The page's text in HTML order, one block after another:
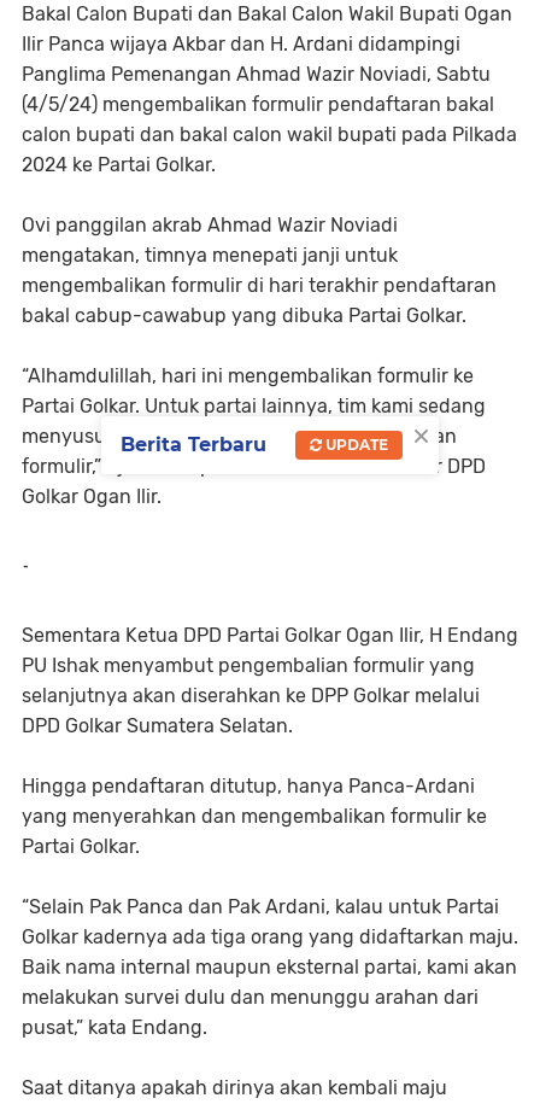
Bakal Calon Bupati dan Bakal Calon Wakil Bupati Ogan
Ilir Panca wijaya Akbar dan H. Ardani didampingi
Panglima Pemenangan Ahmad Wazir Noviadi, Sabtu
(4/5/24) mengembalikan formulir pendaftaran bakal
calon bupati dan bakal calon wakil bupati pada Pilkada
2024 ke Partai Golkar.
Ovi panggilan akrab Ahmad Wazir Noviadi
mengatakan, timnya menepati janji untuk
mengembalikan formulir di hari terakhir pendaftaran
bakal cabup-cawabup yang dibuka Partai Golkar.
“Alhamdulillah, hari ini mengembalikan formulir ke
Partai Golkar. Untuk partai lainnya, tim kami sedang
menyusun berkas untuk segera mengembalikan
formulir,” ujar Ovi kepada awak media di kantor DPD
Golkar Ogan Ilir.
-
Sementara Ketua DPD Partai Golkar Ogan Ilir, H Endang
PU Ishak menyambut pengembalian formulir yang
selanjutnya akan diserahkan ke DPP Golkar melalui
DPD Golkar Sumatera Selatan.
Hingga pendaftaran ditutup, hanya Panca-Ardani
yang menyerahkan dan mengembalikan formulir ke
Partai Golkar.
“Selain Pak Panca dan Pak Ardani, kalau untuk Partai
Golkar kadernya ada tiga orang yang didaftarkan maju.
Baik nama internal maupun eksternal partai, kami akan
melakukan survei dulu dan menunggu arahan dari
pusat,” kata Endang.
Saat ditanya apakah dirinya akan kembali maju
×
Berita Terbaru UPDATE